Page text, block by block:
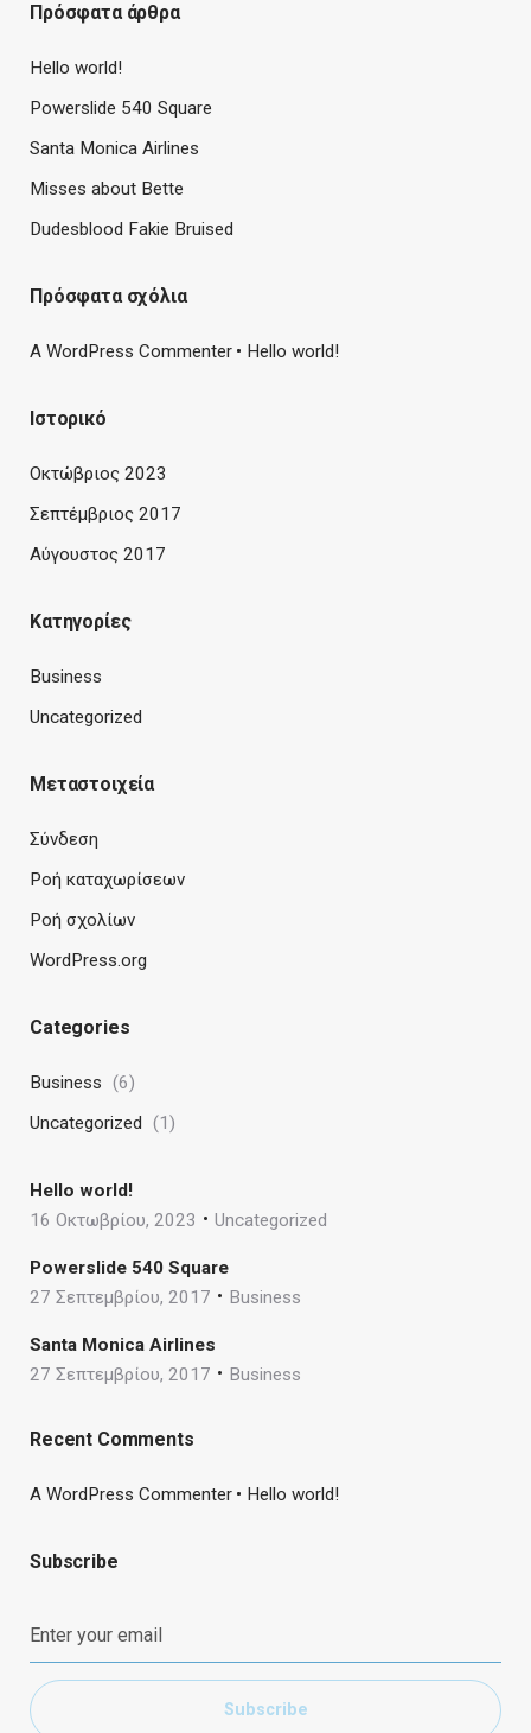
Πρόσφατα άρθρα
Hello world!
Powerslide 540 Square
Santa Monica Airlines
Misses about Bette
Dudesblood Fakie Bruised
Πρόσφατα σχόλια
A WordPress Commenter Hello world!
Ιστορικό
Οκτώβριος 2023
Σεπτέμβριος 2017
Αύγουστος 2017
Kατηγορίες
Business
Uncategorized
Μεταστοιχεία
Σύνδεση
Ροή καταχωρίσεων
Ροή σχολίων
WordPress.org
Categories
Business (6)
Uncategorized (1)
Hello world!
16 Οκτωβρίου, 2023
Uncategorized
Powerslide 540 Square
27 Σεπτεμβρίου, 2017
Business
Santa Monica Airlines
27 Σεπτεμβρίου, 2017
Business
Recent Comments
A WordPress Commenter Hello world!
Subscribe
Subscribe